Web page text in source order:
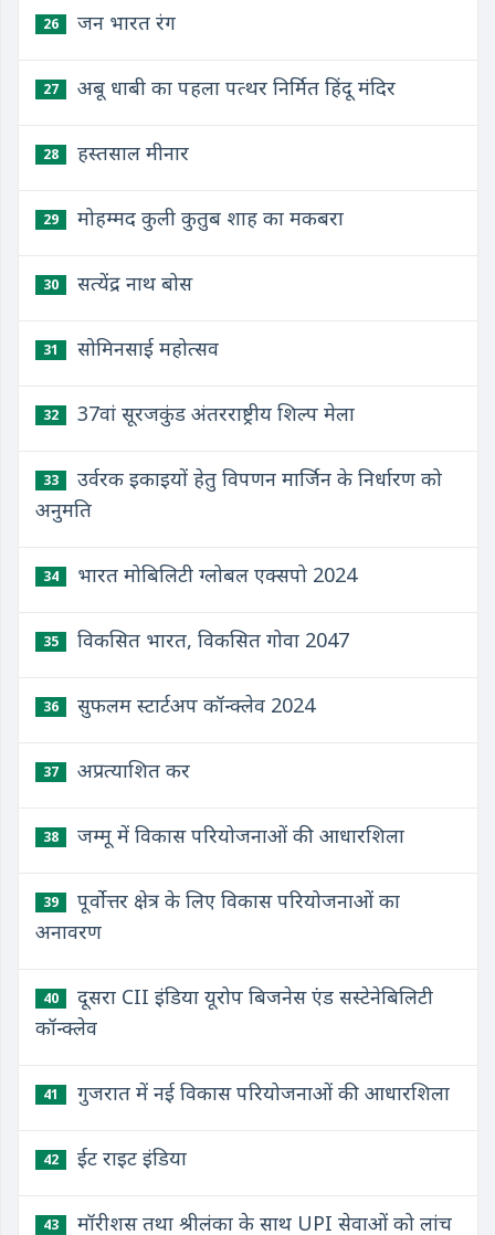
26 जन भारत रंग
27 अबू धाबी का पहला पत्थर निर्मित हिंदू मंदिर
28 हस्तसाल मीनार
29 मोहम्मद कुली कुतुब शाह का मकबरा
30 सत्येंद्र नाथ बोस
31 सोमिनसाई महोत्सव
32 37वां सूरजकुंड अंतरराष्ट्रीय शिल्प मेला
33
उर्वरक इकाइयों हेतु विपणन मार्जिन के निर्धारण को
अनुमति
34 भारत मोबिलिटी ग्लोबल एक्सपो 2024
35 विकसित भारत, विकसित गोवा 2047
36 सुफलम स्टार्टअप कॉन्क्लेव 2024
37 अप्रत्याशित कर
38 जम्मू में विकास परियोजनाओं की आधारशिला
39
पूर्वोत्तर क्षेत्र के लिए विकास परियोजनाओं का
अनावरण
40
दूसरा CII इंडिया यूरोप बिजनेस एंड सस्टेनेबिलिटी
कॉन्क्लेव
41 गुजरात में नई विकास परियोजनाओं की आधारशिला
42 ईट राइट इंडिया
43
मॉरीशस तथा श्रीलंका के साथ UPI सेवाओं को लांच